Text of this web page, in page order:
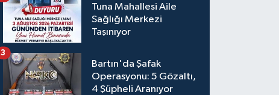
Tuna Mahallesi Aile
Sağlığı Merkezi
Taşınıyor
Bartın'da Şafak
Operasyonu: 5 Gözaltı,
4 Şüpheli Aranıyor
3